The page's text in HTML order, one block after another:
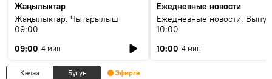
Жаңылыктар
Жаңылыктар. Чыгарылыш
09:00
09:00 4 мин
Ежедневные новости
Ежедневные новости.
10:00
10:00 4 мин
Кечээ Бүгүн Эфирге